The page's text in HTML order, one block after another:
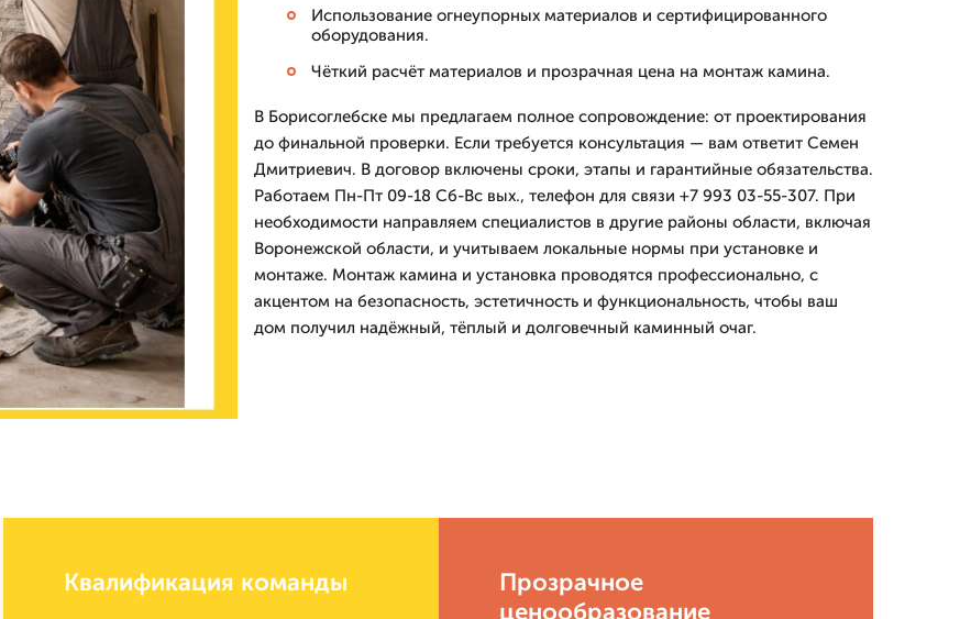
Использование огнеупорных материалов и сертифицированного
оборудования.
Чёткий расчёт материалов и прозрачная цена на монтаж камина.
В Борисоглебске мы предлагаем полное сопровождение: от проектирования
до финальной проверки. Если требуется консультация — вам ответит Семен
Дмитриевич. В договор включены сроки, этапы и гарантийные обязательства.
Работаем Пн-Пт 09-18 Сб-Вс вых., телефон для связи +7 993 03-55-307. При
необходимости направляем специалистов в другие районы области, включая
Воронежской области, и учитываем локальные нормы при установке и
монтаже. Монтаж камина и установка проводятся профессионально, с
акцентом на безопасность, эстетичность и функциональность, чтобы ваш
дом получил надёжный, тёплый и долговечный каминный очаг.
Квалификация команды
Прозрачное
ценообразование